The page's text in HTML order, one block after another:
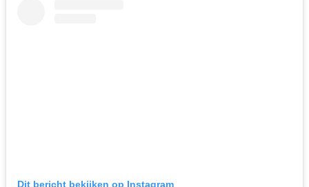
Dit bericht bekijken op Instagram